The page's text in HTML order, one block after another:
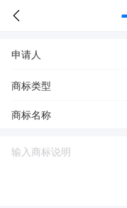
申请人
商标类型
商标名称